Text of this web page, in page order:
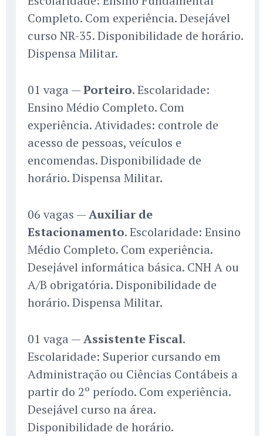
Completo. Com experiência. Desejável
curso NR-35. Disponibilidade de horário.
Dispensa Militar.
01 vaga —Porteiro. Escolaridade:
Ensino Médio Completo. Com
experiência. Atividades: controle de
acesso de pessoas, veículos e
encomendas. Disponibilidade de
horário. Dispensa Militar.
06 vagas —Auxiliar de
Estacionamento. Escolaridade: Ensino
Médio Completo. Com experiência.
Desejável informática básica. CNH A ou
A/B obrigatória. Disponibilidade de
horário. Dispensa Militar.
01 vaga —Assistente Fiscal.
Escolaridade: Superior cursando em
Administração ou Ciências Contábeis a
partir do 2º período. Com experiência.
Desejável curso na área.
Disponibilidade de horário.